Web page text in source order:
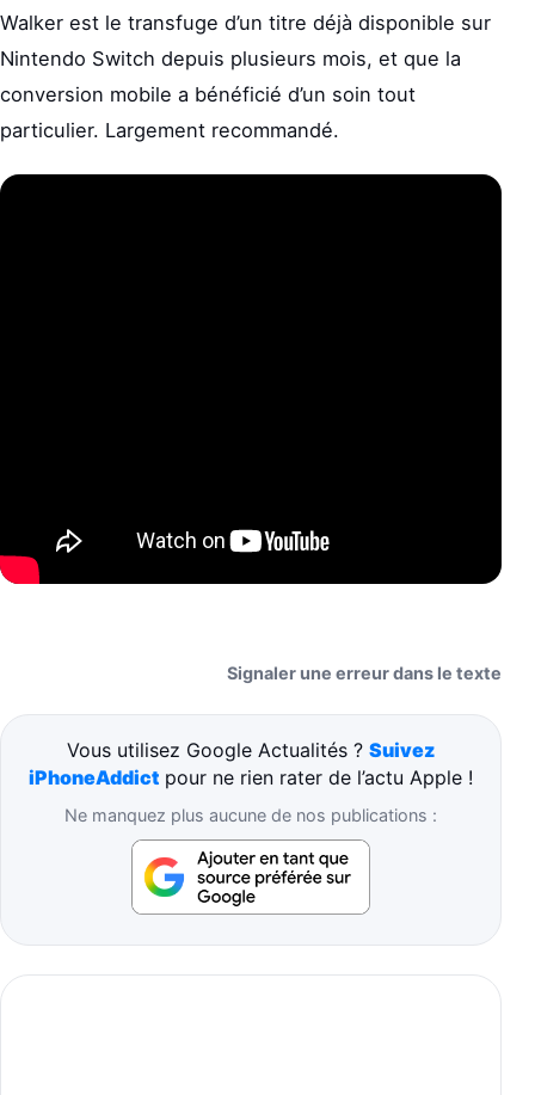
Walker est le transfuge d’un titre déjà disponible sur
Nintendo Switch depuis plusieurs mois, et que la
conversion mobile a bénéficié d’un soin tout
particulier. Largement recommandé.
Signaler une erreur dans le texte
Vous utilisez Google Actualités ? Suivez
iPhoneAddict pour ne rien rater de l’actu Apple !
Ne manquez plus aucune de nos publications :